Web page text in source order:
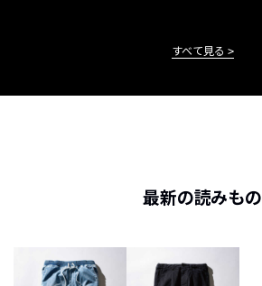
すべて見る
最新の読みもの